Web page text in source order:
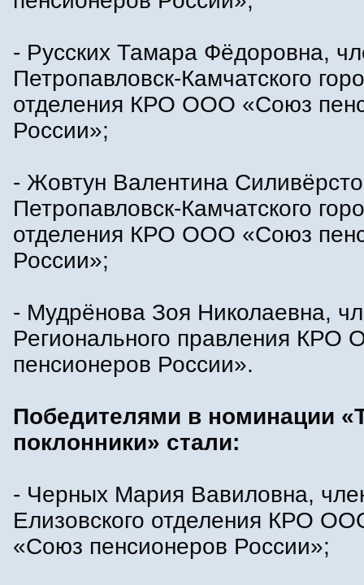
- Русских Тамара Фёдоровна,
Петропавловск-Камчатского
отделения КРО ООО «Союз
России»;
- Жовтун Валентина
Петропавловск-Камчатского
отделения КРО ООО «Союз
России»;
- Мудрёнова Зоя Николаевна,
Регионального правления
пенсионеров России».
Победителями в номинации
поклонники» стали:
- Черных Мария Вавиловна,
Елизовского отделения КРО
«Союз пенсионеров России»;